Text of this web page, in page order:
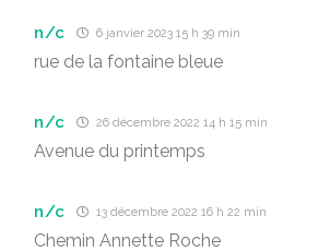
n/c 6 janvier 2023 15 h 39 min
rue de la fontaine bleue
n/c 26 décembre 2022 14 h 15 min
Avenue du printemps
n/c 13 décembre 2022 16 h 22 min
Chemin Annette Roche